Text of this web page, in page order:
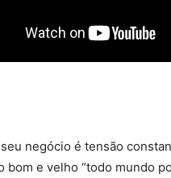
negócio é tensão
bom e velho “todo mundo